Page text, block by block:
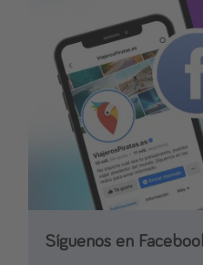
Síguenos en
Síguenos en TikTok